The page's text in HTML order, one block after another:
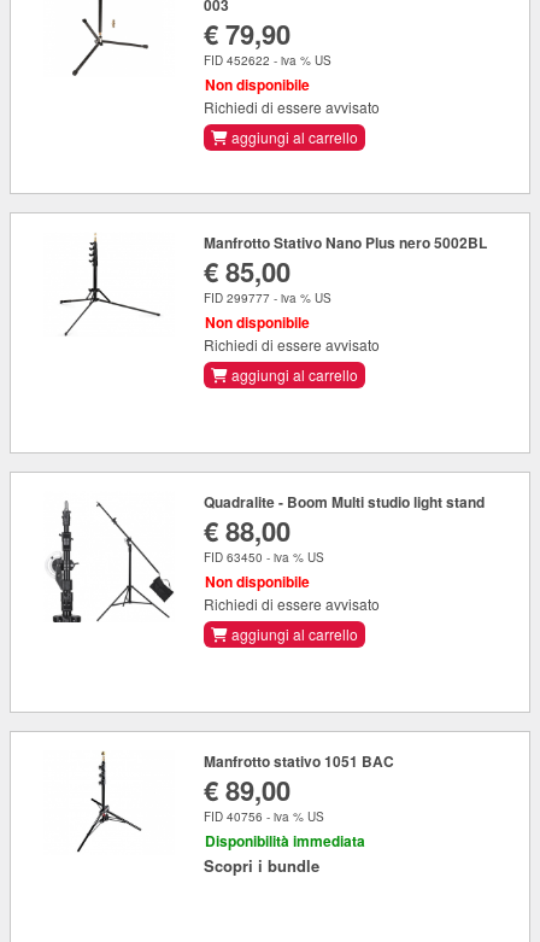
003
€ 79,90
FID 452622 - iva % US
Non disponibile
Richiedi di essere avvisato
aggiungi al carrello
Manfrotto Stativo Nano Plus nero 5002BL
€ 85,00
FID 299777 - iva % US
Non disponibile
Richiedi di essere avvisato
aggiungi al carrello
Quadralite - Boom Multi studio light stand
€ 88,00
FID 63450 - iva % US
Non disponibile
Richiedi di essere avvisato
aggiungi al carrello
Manfrotto stativo 1051 BAC
€ 89,00
FID 40756 - iva % US
Disponibilità immediata
Scopri i bundle